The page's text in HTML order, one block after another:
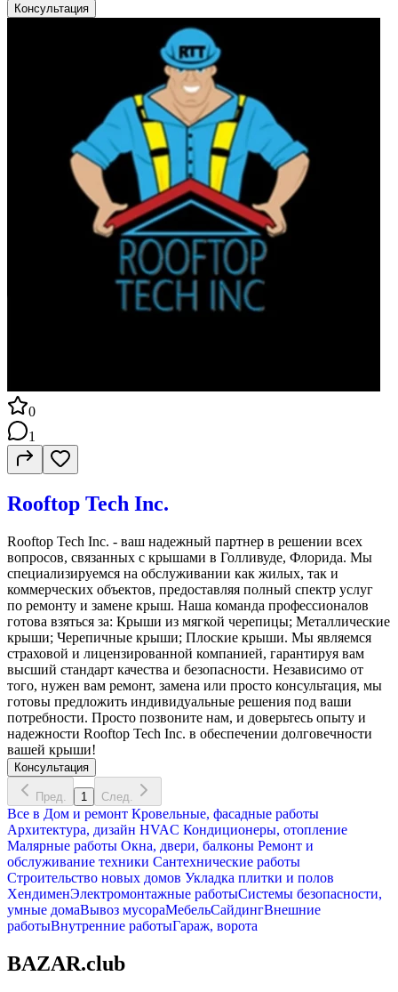
Консультация
0
1
Rooftop Tech Inc.
Rooftop Tech Inc. - ваш надежный партнер в решении всех
вопросов, связанных с крышами в Голливуде, Флорида. Мы
специализируемся на обслуживании как жилых, так и
коммерческих объектов, предоставляя полный спектр услуг
по ремонту и замене крыш. Наша команда профессионалов
готова взяться за: Крыши из мягкой черепицы; Металлические
крыши; Черепичные крыши; Плоские крыши. Мы являемся
страховой и лицензированной компанией, гарантируя вам
высший стандарт качества и безопасности. Независимо от
того, нужен вам ремонт, замена или просто консультация, мы
готовы предложить индивидуальные решения под ваши
потребности. Просто позвоните нам, и доверьтесь опыту и
надежности Rooftop Tech Inc. в обеспечении долговечности
вашей крыши!
Консультация
Пред. 1 След.
Все в Дом и ремонт Кровельные, фасадные работы
Архитектура, дизайн HVAC Кондиционеры, oтопление
Малярные работы Окна, двери, балконы Ремонт и
обслуживание техники Сантехнические работы
Строительство новых домов Укладка плитки и полов
ХендименЭлектромонтажные работыСистемы безопасности,
умные домаВывоз мусораМебельСайдингВнешние
работыВнутренние работыГараж, ворота
BAZAR.club